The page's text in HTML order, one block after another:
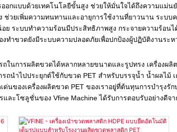
อกแบบด้วยเทคโนโลยีขั้นสูง ช่วยให้มั่นใจได้ถึงความแม่
วยเพิ่มความทนทานและอายุการใช้งานที่ยาวนาน ระบบ
ระบบทำความร้อนมีประสิทธิภาพสูง กระจายความร้อน
ทำขวดยังมีระบบความปลอดภัยเพื่อปกป้องผู้ปฏิบัติงานระ
ในการผลิตขวดได้หลากหลายขนาดและรูปทรง เครื่องผลิ
รถนำไปประยุกต์ใช้กับขวด PET สำหรับบรรจุน้ำ น้ำผลไ
นของเครื่องผลิตขวด PET ของเราอยู่ที่ต้นทุนการบำรุงรั
ละโซลูชั่นของ Vfine Machine ได้รับการตอบรับอย่างดีจ